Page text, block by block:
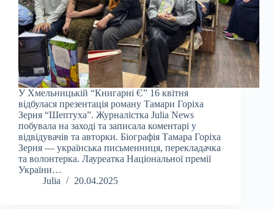
У Хмельницькій “Книгарні Є” 16 квітня
відбулася презентація роману Тамари Горіха
Зерня “Шептуха”. Журналістка Julia News
побувала на заході та записала коментарі у
відвідувачів та авторки. Біографія Тамара Горіха
Зерня — українська письменниця, перекладачка
та волонтерка. Лауреатка Національної премії
України…
Julia
20.04.2025